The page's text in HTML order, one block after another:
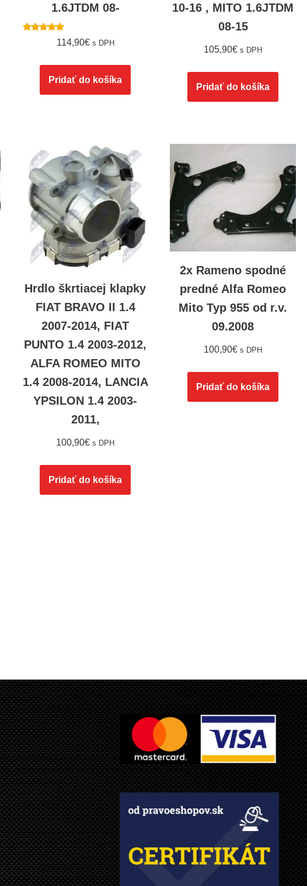
1.6JTDM 08-
Hodnotenie114,90€ s DPH
Pridať do košíka
10-16 , MITO 1.6JTDM
08-15
105,90€ s DPH
Pridať do košíka
Hrdlo škrtiacej klapky
FIAT BRAVO II 1.4
2007-2014, FIAT
PUNTO 1.4 2003-2012,
ALFA ROMEO MITO
1.4 2008-2014, LANCIA
YPSILON 1.4 2003-
2011,
100,90€ s DPH
Pridať do košíka
2x Rameno spodné
predné Alfa Romeo
Mito Typ 955 od r.v.
09.2008
100,90€ s DPH
Pridať do košíka